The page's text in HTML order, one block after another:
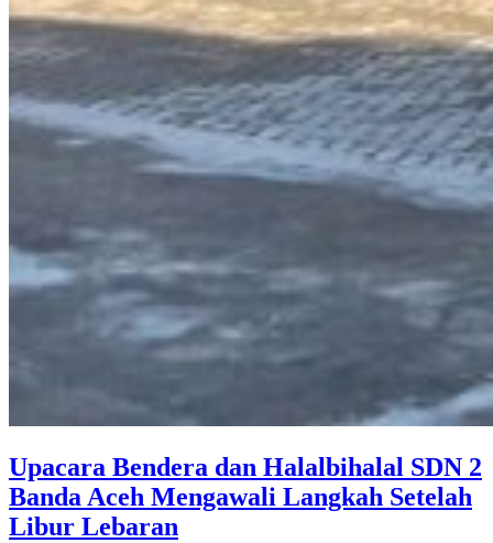
Upacara Bendera dan Halalbihalal SDN 2
Banda Aceh Mengawali Langkah Setelah
Libur Lebaran